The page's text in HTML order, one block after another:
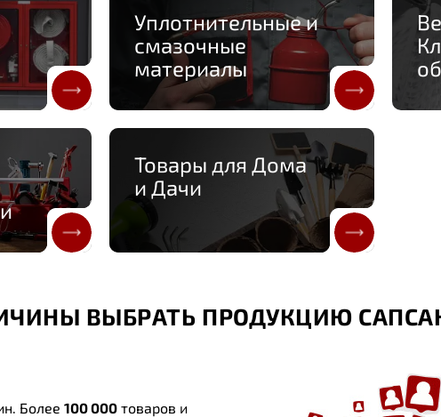
Уплотнительные и
смазочные
материалы
Товары для Дома
и Дачи
ВЫБРАТЬ ПРОДУКЦИЮ
Более 100 000 товаров и